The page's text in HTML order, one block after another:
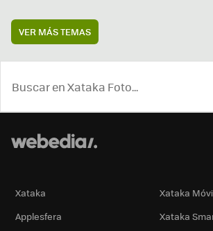
VER MÁS TEMAS
Xataka
Xataka
Applesfera
Xataka